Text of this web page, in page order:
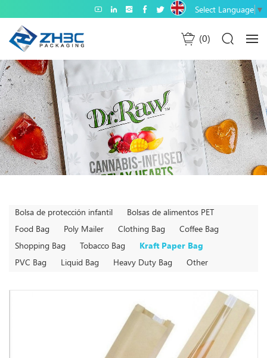
Select Language ▼
0
Bolsa de protección infantil
Bolsas de alimentos PET
Food Bag
Poly Mailer Clothing Bag
Coffee Bag
Shopping Bag
Tobacco Bag
Kraft Paper Bag
PVC Bag
Liquid Bag Heavy Duty Bag Other